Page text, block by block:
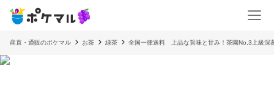
産直・通販のポケマル お茶 緑茶 全国一律送料 上品な旨味と甘み！茶園No,3上級深